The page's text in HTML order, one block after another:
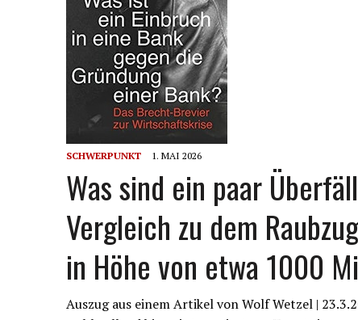
SCHWERPUNKT 1. MAI 2026
Was sind ein paar
Vergleich zu dem
in Höhe von etwa 1000
Auszug aus einem Artikel von Wolf Wetzel |